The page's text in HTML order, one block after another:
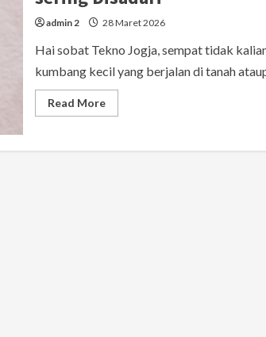
admin 2 28 Maret 2026
Hai sobat Tekno Jogja, sempat tidak
kumbang kecil yang berjalan di tanah
Read MoreRead
more